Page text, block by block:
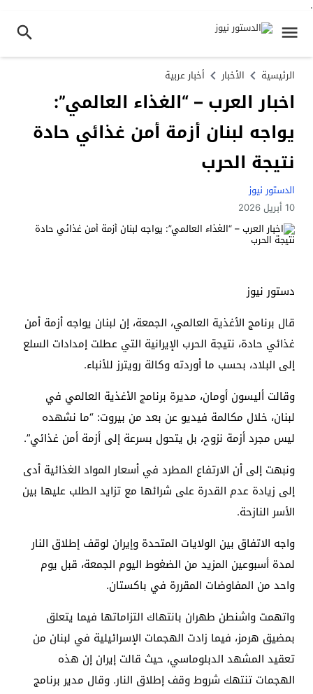
.
الرئيسية الأخبار أخبار عربية
اخبار العرب – “الغذاء العالمي”:
يواجه لبنان أزمة أمن غذائي حادة
نتيجة الحرب
الدستور نيوز
10 أبريل 2026
دستور نيوز
قال برنامج الأغذية العالمي، الجمعة، إن لبنان يواجه أزمة أمن
غذائي حادة، نتيجة الحرب الإيرانية التي عطلت إمدادات السلع
إلى البلاد، بحسب ما أوردته وكالة رويترز للأنباء.
وقالت أليسون أومان، مديرة برنامج الأغذية العالمي في
لبنان، خلال مكالمة فيديو عن بعد من بيروت: “ما نشهده
ليس مجرد أزمة نزوح، بل يتحول بسرعة إلى أزمة أمن غذائي”.
ونبهت إلى أن الارتفاع المطرد في أسعار المواد الغذائية أدى
إلى زيادة عدم القدرة على شرائها مع تزايد الطلب عليها بين
الأسر النازحة.
واجه الاتفاق بين الولايات المتحدة وإيران لوقف إطلاق النار
لمدة أسبوعين المزيد من الضغوط اليوم الجمعة، قبل يوم
واحد من المفاوضات المقررة في باكستان.
واتهمت واشنطن طهران بانتهاك التزاماتها فيما يتعلق
بمضيق هرمز، فيما زادت الهجمات الإسرائيلية في لبنان من
تعقيد المشهد الدبلوماسي، حيث قالت إيران إن هذه
الهجمات تنتهك شروط وقف إطلاق النار. وقال مدير برنامج